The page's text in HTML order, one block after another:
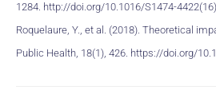
1284. http://doi.org/10.1016/S1474-
Roquelaure, Y., et al. (2018). Theoretical
Public Health, 18(1), 426. https://doi.org/